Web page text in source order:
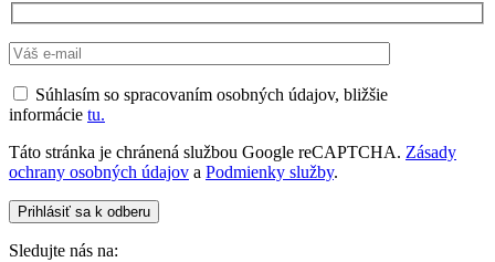
Súhlasím so spracovaním osobných údajov, bližšie
informácie tu.
Táto stránka je chránená službou Google reCAPTCHA. Zásady
ochrany osobných údajov a Podmienky služby.
Sledujte nás na: